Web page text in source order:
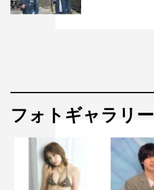
フォトギャラリー